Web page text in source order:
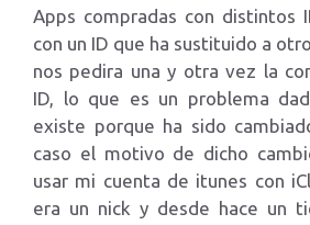
Apps compradas con distintos
con un ID que ha sustituido a
nos pedira una y otra vez la
ID, lo que es un problema
existe porque ha sido
caso el motivo de dicho
usar mi cuenta de itunes con
era un nick y desde hace un